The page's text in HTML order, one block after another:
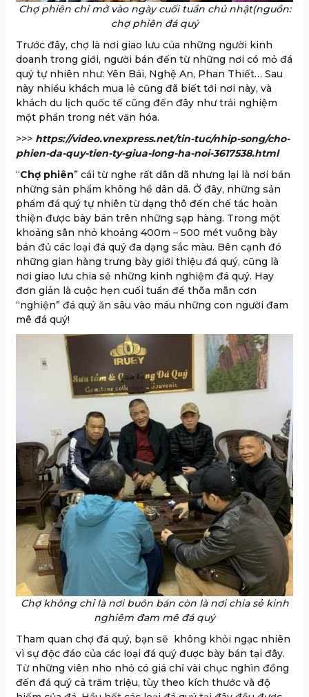
Chợ phiên chỉ mở vào ngày cuối tuần chủ nhật(nguồn:
chợ phiên đá quý
Trước đây, chợ là nơi giao lưu của những người kinh
doanh trong giới, người bán đến từ những nơi có mỏ đá
quý tự nhiên như: Yên Bái, Nghệ An, Phan Thiết… Sau
này nhiều khách mua lẻ cũng đã biết tới nơi này, và
khách du lịch quốc tế cũng đến đây như trải nghiệm
một phần trong nét văn hóa.
>>> https://video.vnexpress.net/tin-tuc/nhip-song/cho-
phien-da-quy-tien-ty-giua-long-ha-noi-3617538.html
“Chợ phiên” cái từ nghe rất dân dã nhưng lại là nơi bán
những sản phẩm không hề dân dã. Ở đây, những sản
phẩm đá quý tự nhiên từ dạng thô đến chế tác hoàn
thiện được bày bán trên những sạp hàng. Trong một
khoảng sân nhỏ khoảng 400m – 500 mét vuông bày
bán đủ các loại đá quý đa dạng sắc màu. Bên cạnh đó
những gian hàng trưng bày giới thiệu đá quý, cũng là
nơi giao lưu chia sẻ những kinh nghiệm đá quý. Hay
đơn giản là cuộc hẹn cuối tuần để thõa mãn cơn
“nghiện” đá quý ăn sâu vào máu những con người đam
mê đá quý!
Chợ không chỉ là nơi buôn bán còn là nơi chia sẻ kinh
nghiêm đam mê đá quý
Tham quan chợ đá quý, bạn sẽ không khỏi ngạc nhiên
vì sự độc đáo của các loại đá quý được bày bán tại đây.
Từ những viên nho nhỏ có giá chỉ vài chục nghìn đồng
đến đá quý cả trăm triệu, tùy theo kích thước và độ